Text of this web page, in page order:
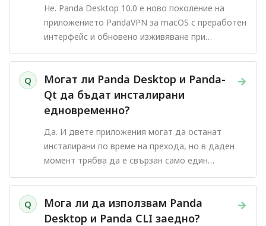
Не. Panda Desktop 10.0 е ново поколение на
приложението PandaVPN за macOS с преработен
интерфейс и обновено изживяване при
свързване.
Q →
Могат ли Panda Desktop и Panda-
Qt да бъдат инсталирани
едновременно?
Да. И двете приложения могат да останат
инсталирани по време на прехода, но в даден
момент трябва да е свързан само един
PandaVPN клиент.
Q →
Мога ли да използвам Panda
Desktop и Panda CLI заедно?